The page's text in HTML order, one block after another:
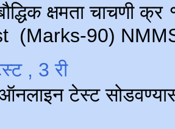
क्षमता चाचणी
(Marks-90) NMMS
, 3 री
ऑनलाइन टेस्ट